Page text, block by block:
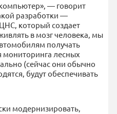
— говорит
разработки —
который создает
в мозг человека, мы
получать
мониторинга лесных
(сейчас они обычно
будут обеспечивать
модернизировать,